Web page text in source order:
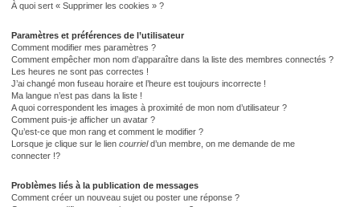
À quoi sert « Supprimer les cookies » ?
Paramètres et préférences de l’utilisateur
Comment modifier mes paramètres ?
Comment empêcher mon nom d’apparaître dans la liste des membres connectés ?
Les heures ne sont pas correctes !
J’ai changé mon fuseau horaire et l’heure est toujours incorrecte !
Ma langue n’est pas dans la liste !
A quoi correspondent les images à proximité de mon nom d’utilisateur ?
Comment puis-je afficher un avatar ?
Qu’est-ce que mon rang et comment le modifier ?
Lorsque je clique sur le lien courrield’un membre, on me demande de me
connecter !?
Problèmes liés à la publication de messages
Comment créer un nouveau sujet ou poster une réponse ?